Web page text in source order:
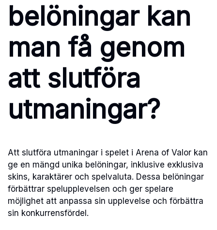
belöningar kan
man få genom
att slutföra
utmaningar?
Att slutföra utmaningar i spelet i Arena of Valor kan
ge en mängd unika belöningar, inklusive exklusiva
skins, karaktärer och spelvaluta. Dessa belöningar
förbättrar spelupplevelsen och ger spelare
möjlighet att anpassa sin upplevelse och förbättra
sin konkurrensfördel.